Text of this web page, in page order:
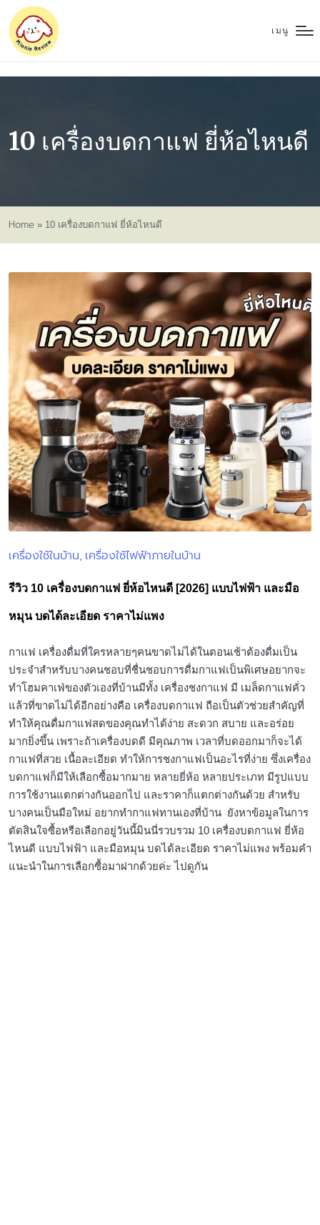
เมนู
10 เครื่องบดกาแฟ ยี่ห้อไหนดี
Home » 10 เครื่องบดกาแฟ ยี่ห้อไหนดี
Posted
เครื่องใช้ในบ้าน เครื่องใช้ไฟฟ้าภายในบ้าน
รีวิว 10 เครื่องบดกาแฟ ยี่ห้อไหนดี [2026] แบบไฟฟ้า และมือ
หมุน บดได้ละเอียด ราคาไม่แพง
กาแฟ เครื่องดื่มที่ใครหลายๆคนขาดไม่ได้ในตอนเช้าต้องดื่มเป็น
ประจำสำหรับบางคนชอบที่ชื่นชอบการดื่มกาแฟเป็นพิเศษอยากจะ
ทำโฮมคาเฟ่ของตัวเองที่บ้านมีทั้ง เครื่องชงกาแฟ มี เมล็ดกาแฟคั่ว
แล้วที่ขาดไม่ได้อีกอย่างคือ เครื่องบดกาแฟ ถือเป็นตัวช่วยสำคัญที่
ทำให้คุณดื่มกาแฟสดของคุณทำได้ง่าย สะดวก สบาย และอร่อย
มากยิ่งขึ้น เพราะถ้าเครื่องบดดี มีคุณภาพ เวลาที่บดออกมาก็จะได้
กาแฟที่สวย เนื้อละเอียด ทำให้การชงกาแฟเป็นอะไรที่ง่าย ซึ่งเครื่อง
บดกาแฟก็มีให้เลือกซื้อมากมาย หลายยี่ห้อ หลายประเภท มีรูปแบบ
การใช้งานแตกต่างกันออกไป และราคาก็แตกต่างกันด้วย สำหรับ
บางคนเป็นมือใหม่ อยากทำกาแฟทานเองที่บ้าน ยังหาข้อมูลในการ
ตัดสินใจซื้อหรือเลือกอยู่วันนี้มินนี่รวบรวม 10 เครื่องบดกาแฟ ยี่ห้อ
ไหนดี แบบไฟฟ้า และมือหมุน บดได้ละเอียด ราคาไม่แพง พร้อมคำ
แนะนำในการเลือกซื้อมาฝากด้วยค่ะ ไปดูกัน